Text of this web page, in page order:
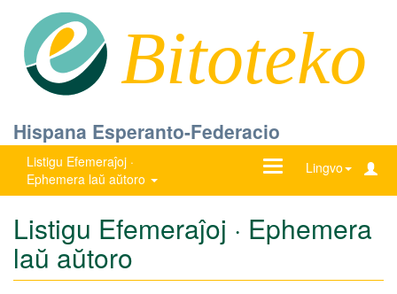
Bitoteko
Hispana Esperanto-Federacio
Listigu Efemeraĵoj ·
Ephemera laŭ aŭtoro
Lingvo
Ŝanĝu
Listigu Efemeraĵoj · Ephemera
laŭ aŭtoro